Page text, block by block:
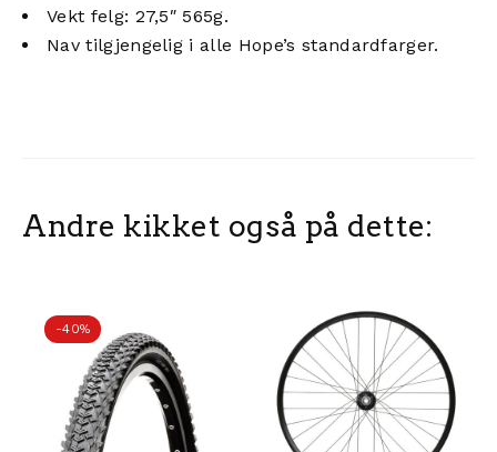
Vekt felg: 27,5″ 565g.
Nav tilgjengelig i alle Hope’s standardfarger.
Andre kikket også på dette:
-40%